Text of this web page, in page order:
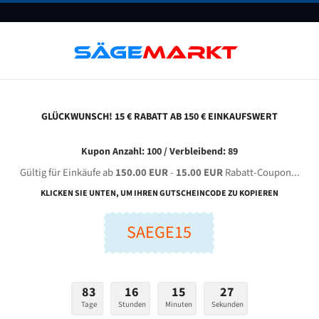
FAQ GUTSCHEINE BLOG KONTAKT
Machinery GZK 4232 für 4115 mm Bi-Metall
Breite (mm):
GLÜCKWUNSCH! 15 € RABATT AB 150 € EINKAUFSWERT
Kupon Anzahl: 100 / Verbleibend: 89
Gültig für Einkäufe ab150.00 EUR- 15.00 EURRabatt-Coupon...
KLICKEN SIE UNTEN, UM IHREN GUTSCHEINCODE ZU KOPIEREN
SAEGE15
83
Tage
16
Stunden
15
Minuten
26
Sekunden